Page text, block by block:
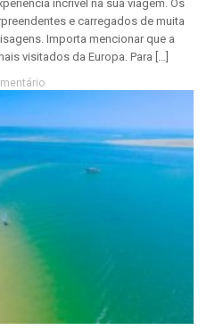
incrível na sua viagem. Os
e carregados de muita
Importa mencionar que a
visitados da Europa. Para […]